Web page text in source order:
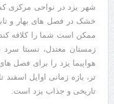
شهر یزد در نواحی مرکزی
خشک در فصل های بهار و
ممکن است شما را کلافه
زمستان معتدل، نسبتا
هواپیما یزد را برای فصل
تر، بازه زمانی اوایل
تاریخی و جذاب یزد است.